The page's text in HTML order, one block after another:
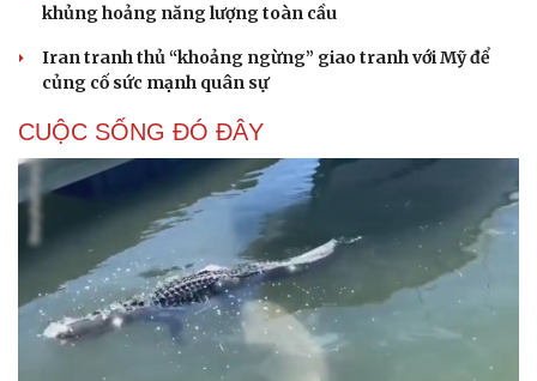
khủng hoảng năng lượng toàn cầu
Iran tranh thủ “khoảng ngừng” giao tranh với Mỹ để
củng cố sức mạnh quân sự
CUỘC SỐNG ĐÓ ĐÂY